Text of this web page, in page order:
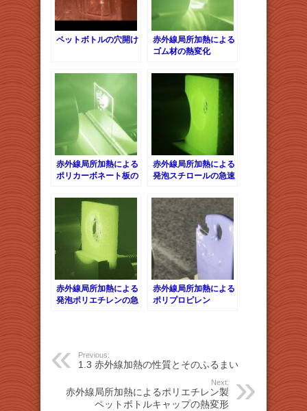
ペットボトルの穴開け
赤外線局所加熱による
ゴム材の熱変化
赤外線局所加熱による
ポリカーボネート板の
赤外線局所加熱による
発泡スチロールの急速
赤外線局所加熱による
発泡ポリエチレンの急
赤外線局所加熱による
ポリプロピレン
Previous:
1.3 赤外線加熱の性質とそのふるまい
Next:
赤外線局所加熱によるポリエチレン製
ペットボトルキャップの熱変形